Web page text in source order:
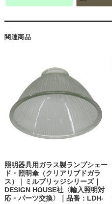
関連商品
照明器具用ガラス製ランプシェー
ド・照明傘（クリアリブドガラ
ス）｜ミルブリッジシリーズ｜
DESIGN HOUSE社〈輸入照明対
応・パーツ交換〉｜品番：LDH-